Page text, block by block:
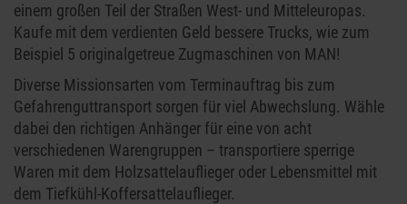
einem großen Teil der Straßen West- und Mitteleuropas.
Kaufe mit dem verdienten Geld bessere Trucks, wie zum
Beispiel 5 originalgetreue Zugmaschinen von MAN!
Diverse Missionsarten vom Terminauftrag bis zum
Gefahrenguttransport sorgen für viel Abwechslung. Wähle
dabei den richtigen Anhänger für eine von acht
verschiedenen Warengruppen – transportiere sperrige
Waren mit dem Holzsattelauflieger oder Lebensmittel mit
dem Tiefkühl-Koffersattelauflieger.